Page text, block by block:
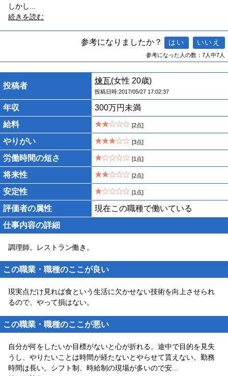
しかし
続きを読む
参考になりましたか？
参考になった人の数：7人中7人
投稿者
煉瓦(女性 20歳)
投稿日時:2017/05/27 17:02:37
年収
300万円未満
給料
[2点]
やりがい [3点]
労働時間の短さ [1点]
将来性 [2点]
安定性 [1点]
評価者の属性
現在この職種で働いている
仕事内容の詳細
調理師。レストラン働き。
この職業・職種のここが良い
現実点だけ見れば食という生活に欠かせない技術を向上させられ
るので、やって損はない。
この職業・職種のここが悪い
自分が何をしたいか目標がないと心が折れる。途中で目的を見失
うし、やりたいことは時間が経たないとやらせて貰えない。勤務
時間は長い。シフト制、時給制の現場が多いので安